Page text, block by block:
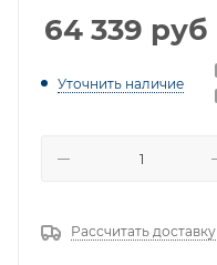
64 339 руб
Уточнить наличие
Рассчитать доставку